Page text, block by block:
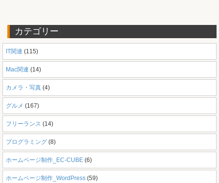
カテゴリー
IT関連 (115)
Mac関連 (14)
カメラ・写真 (4)
グルメ (167)
フリーランス (14)
プログラミング (8)
ホームページ制作_EC-CUBE (6)
ホームページ制作_WordPress (59)